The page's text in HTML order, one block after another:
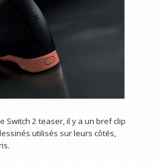
Switch 2 teaser, il y a un bref clip
utilisés sur leurs côtés,